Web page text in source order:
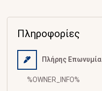
Πληροφορίες
Πλήρης Επωνυμία
%OWNER_INFO%